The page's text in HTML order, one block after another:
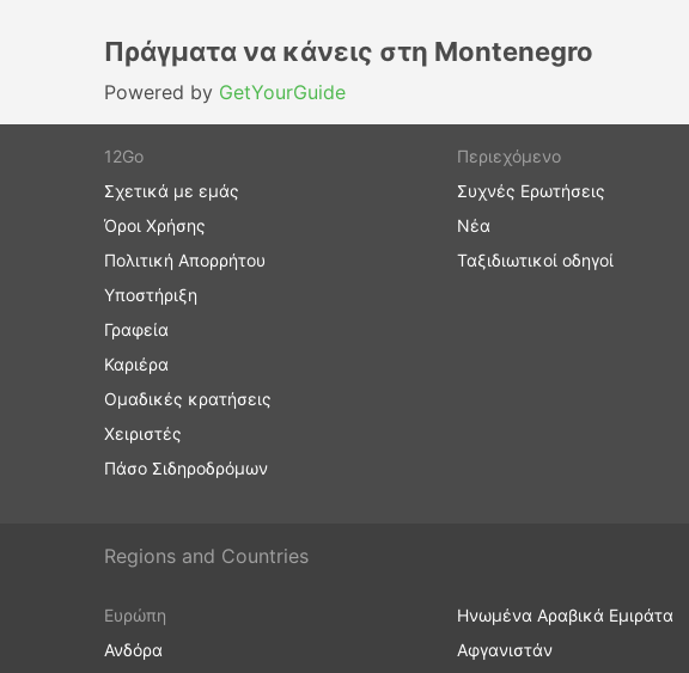
Πράγματα να κάνεις στη Montenegro
Powered by GetYourGuide
12Go
Σχετικά με εμάς
Όροι Χρήσης
Πολιτική Απορρήτου
Υποστήριξη
Γραφεία
Καριέρα
Ομαδικές κρατήσεις
Χειριστές
Πάσο Σιδηροδρόμων
Περιεχόμενο
Συχνές Ερωτήσεις
Νέα
Ταξιδιωτικοί οδηγοί
Regions and Countries
Ευρώπη
Ανδόρα
Ηνωμένα Αραβικά Εμιράτα
Αφγανιστάν